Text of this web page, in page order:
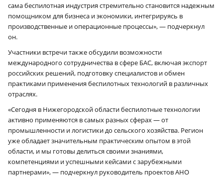
сама беспилотная индустрия стремительно становится надежным
помощником для бизнеса и экономики, интегрируясь в
производственные и операционные процессы», — подчеркнул
он.
Участники встречи также обсудили возможности
международного сотрудничества в сфере БАС, включая экспорт
российских решений, подготовку специалистов и обмен
практиками применения беспилотных технологий в различных
отраслях.
«Сегодня в Нижегородской области беспилотные технологии
активно применяются в самых разных сферах — от
промышленности и логистики до сельского хозяйства. Регион
уже обладает значительным практическим опытом в этой
области, и мы готовы делиться своими знаниями,
компетенциями и успешными кейсами с зарубежными
партнерами», — подчеркнул руководитель проектов АНО